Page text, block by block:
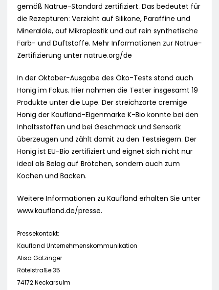
gemäß Natrue-Standard zertifiziert. Das bedeutet für
die Rezepturen: Verzicht auf Silikone, Paraffine und
Mineralöle, auf Mikroplastik und auf rein synthetische
Farb- und Duftstoffe. Mehr Informationen zur Natrue-
Zertifizierung unter natrue.org/de
In der Oktober-Ausgabe des Öko-Tests stand auch
Honig im Fokus. Hier nahmen die Tester insgesamt 19
Produkte unter die Lupe. Der streichzarte cremige
Honig der Kaufland-Eigenmarke K-Bio konnte bei den
Inhaltsstoffen und bei Geschmack und Sensorik
überzeugen und zählt damit zu den Testsiegern. Der
Honig ist EU-Bio zertifiziert und eignet sich nicht nur
ideal als Belag auf Brötchen, sondern auch zum
Kochen und Backen.
Weitere Informationen zu Kaufland erhalten Sie unter
www.kaufland.de/presse.
Pressekontakt:
Kaufland Unternehmenskommunikation
Alisa Götzinger
Rötelstraße 35
74172 Neckarsulm